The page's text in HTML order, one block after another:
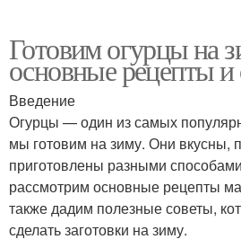
Готовим огурцы на
основные рецепты и
Введение
Огурцы — один из самых
мы готовим на зиму. Они вкусны,
приготовлены разными
рассмотрим основные рецепты
также дадим полезные советы,
сделать заготовки на зиму.